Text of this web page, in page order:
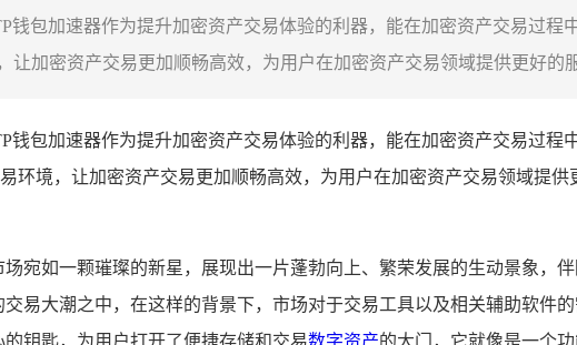
钱包加速器作为提升加密资产交易体验的利器，能在加密资产交易过
让加密资产交易更加顺畅高效，为用户在加密资产交易领域提供更好的
钱包加速器作为提升加密资产交易体验的利器，能在加密资产交易过
环境，让加密资产交易更加顺畅高效，为用户在加密资产交易领域提
宛如一颗璀璨的新星，展现出一片蓬勃向上、繁荣发展的生动景象，
易大潮之中，在这样的背景下，市场对于交易工具以及相关辅助软件
钥匙，为用户打开了便捷存储和交易数字资产的大门，它就像是一个